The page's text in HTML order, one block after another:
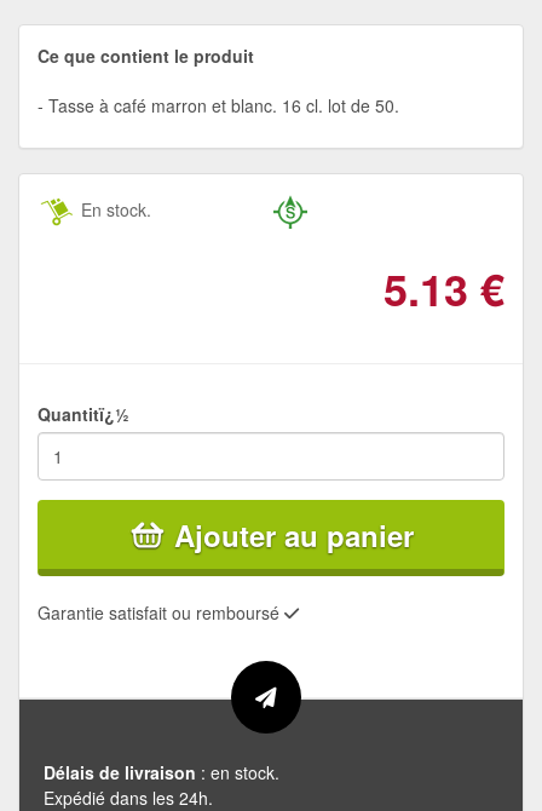
Ce que contient le produit
Tasse à café marron et blanc. 16 cl. lot de 50.
En stock.
5.13 €
Quantitï¿½
Ajouter au panier
Garantie satisfait ou remboursé
Délais de livraison : en stock.
Expédié dans les 24h.